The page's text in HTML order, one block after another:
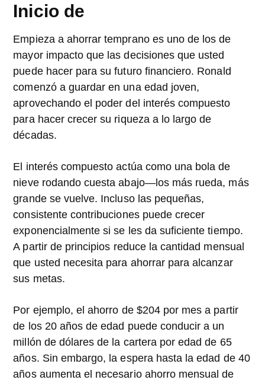
Inicio de
Empieza a ahorrar temprano es uno de los de
mayor impacto que las decisiones que usted
puede hacer para su futuro financiero. Ronald
comenzó a guardar en una edad joven,
aprovechando el poder del interés compuesto
para hacer crecer su riqueza a lo largo de
décadas.
El interés compuesto actúa como una bola de
nieve rodando cuesta abajo—los más rueda, más
grande se vuelve. Incluso las pequeñas,
consistente contribuciones puede crecer
exponencialmente si se les da suficiente tiempo.
A partir de principios reduce la cantidad mensual
que usted necesita para ahorrar para alcanzar
sus metas.
Por ejemplo, el ahorro de $204 por mes a partir
de los 20 años de edad puede conducir a un
millón de dólares de la cartera por edad de 65
años. Sin embargo, la espera hasta la edad de 40
años aumenta el necesario ahorro mensual de